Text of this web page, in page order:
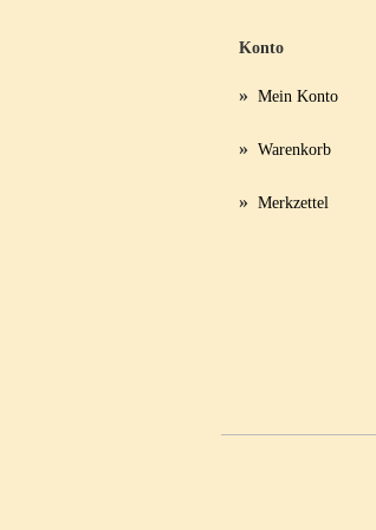
Konto
» Mein Konto
» Warenkorb
» Merkzettel